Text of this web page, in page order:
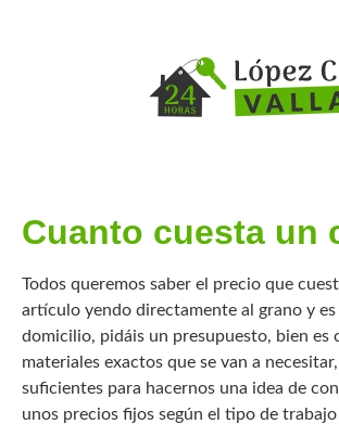
Cuanto cuesta un
Todos queremos saber el precio que
artículo yendo directamente al grano y
domicilio, pidáis un presupuesto, bien es
materiales exactos que se van a
suficientes para hacernos una idea de
unos precios fijos según el tipo de